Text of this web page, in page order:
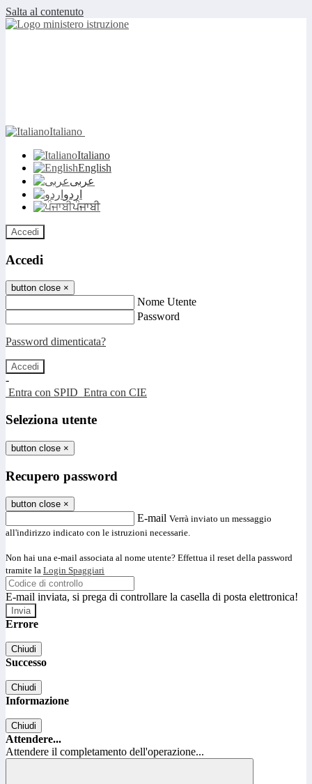
Salta al contenuto
Italiano
Italiano
English
عربى
اردو
ਪੰਜਾਬੀ
Accedi
Accedi
button close ×
Nome Utente
Password
Password dimenticata?
-
Entra con SPID Entra con CIE
Seleziona utente
button close ×
Recupero password
button close ×
E-mail Verrà inviato un messaggio
all'indirizzo indicato con le istruzioni necessarie.
Non hai una e-mail associata al nome utente? Effettua il reset della password
tramite la Login Spaggiari
E-mail inviata, si prega di controllare la casella di posta elettronica!
Errore
Chiudi
Successo
Chiudi
Informazione
Chiudi
Attendere...
Attendere il completamento dell'operazione...